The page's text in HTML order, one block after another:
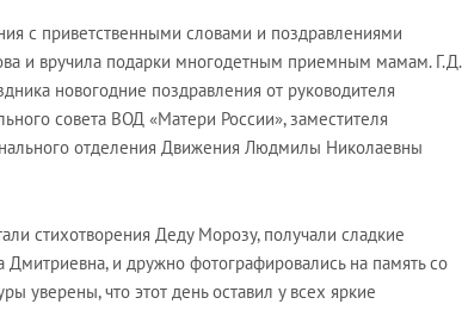
с приветственными словами и поздравлениями
и вручила подарки многодетным приемным мамам. Г.Д.
новогодние поздравления от руководителя
совета ВОД «Матери России», заместителя
отделения Движения Людмилы Николаевны
стихотворения Деду Морозу, получали сладкие
Дмитриевна, и дружно фотографировались на память со
уверены, что этот день оставил у всех яркие